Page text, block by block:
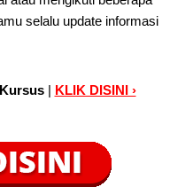
selalu update informasi
| KLIK DISINI ›